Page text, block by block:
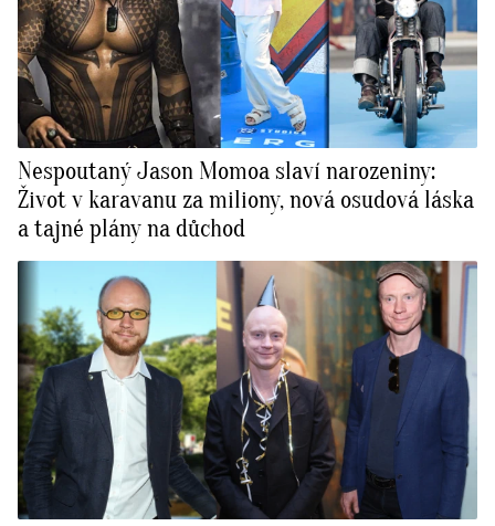
Nespoutaný Jason Momoa slaví narozeniny:
Život v karavanu za miliony, nová osudová láska
a tajné plány na důchod